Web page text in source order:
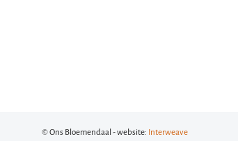
© Ons Bloemendaal - website: Interweave